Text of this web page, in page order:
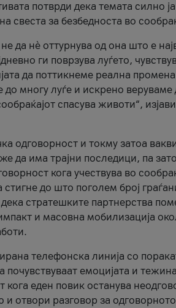
потврди дека темата силно
свеста за безбедноста во
не да нè оттурнува од она што е
ги поврзува луѓето,
да поттикнеме реална
многу луѓе и искрено
спасува животи“,
одговорност и токму затоа
да има трајни последици, па
кога учествува во
до што поголем број
стратешките партнерства
и масовна мобилизација
телефонска линија со
почувствуваат емоцијата и
еден повик останува
отвори разговор за